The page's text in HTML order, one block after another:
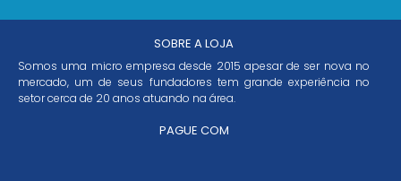
SOBRE A LOJA
Somos uma micro empresa desde 2015 apesar de ser nova no
mercado, um de seus fundadores tem grande experiência no
setor cerca de 20 anos atuando na área.
PAGUE COM